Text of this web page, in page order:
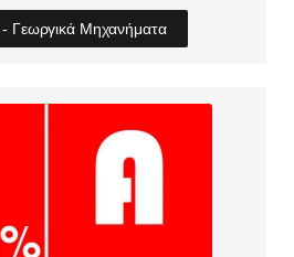
- Γεωργικά Μηχανήματα